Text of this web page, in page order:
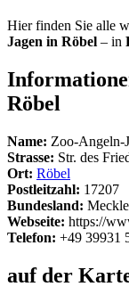
Hier finden Sie alle
Jagen in Röbel – in
Röbel
Name: Zoo-Angeln-
Strasse: Str. des
Ort: Röbel
Postleitzahl: 17207
Bundesland:
Webseite: https://
Telefon: +49 39931
auf der